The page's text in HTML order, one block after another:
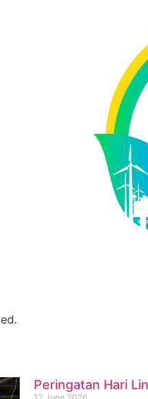
Peringatan Hari